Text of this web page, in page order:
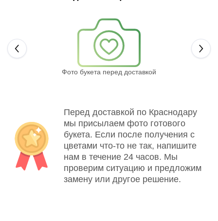
Фото букета перед доставкой
Перед доставкой по Краснодару
мы присылаем фото готового
букета. Если после получения с
цветами что-то не так, напишите
нам в течение 24 часов. Мы
проверим ситуацию и предложим
замену или другое решение.